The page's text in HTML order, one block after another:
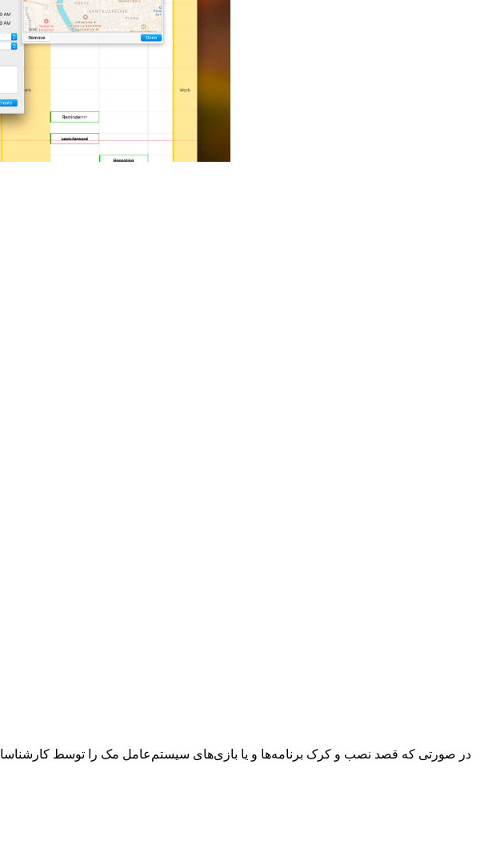
در صورتی که قصد نصب و کرک برنامه‌ها و یا بازی‌های سیستم‌عامل مک را توسط کارشناسان